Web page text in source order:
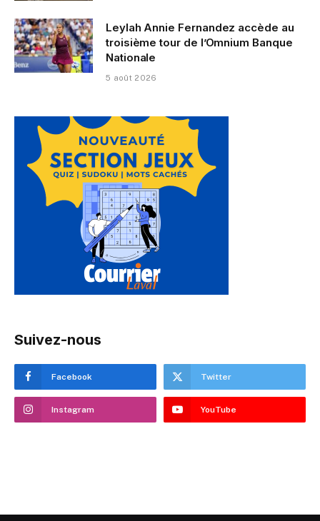
Leylah Annie Fernandez accède au
troisième tour de l’Omnium Banque
Nationale
5 août 2026
Suivez-nous
Facebook Twitter
Instagram YouTube